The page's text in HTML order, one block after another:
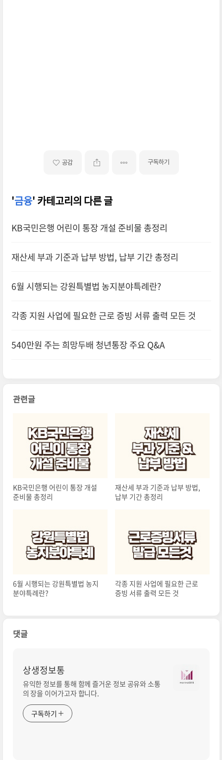
공감 구독하기
'금융' 카테고리의 다른 글
KB국민은행 어린이 통장 개설 준비물 총정리
재산세 부과 기준과 납부 방법, 납부 기간 총정리
6월 시행되는 강원특별법 농지분야특례란?
각종 지원 사업에 필요한 근로 증빙 서류 출력 모든 것
540만원 주는 희망두배 청년통장 주요 Q&A
관련글
KB국민은행 어린이 통장 개설
준비물 총정리
재산세 부과 기준과 납부 방법,
납부 기간 총정리
6월 시행되는 강원특별법 농지
분야특례란?
각종 지원 사업에 필요한 근로
증빙 서류 출력 모든 것
댓글
상생정보통
유익한 정보를 통해 함께 즐거운 정보 공유와 소통
의 장을 이어가고자 합니다.
구독하기